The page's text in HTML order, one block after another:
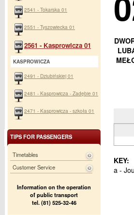
KEY:
a -
2541 - Tokarska 01
2551 - Tyszowiecka 01
2561 - Kasprowicza 01
KASPROWICZA
2491 - Dziubińskiej 01
2481 - Kasprowicza - Zadębie 01
2471 - Kasprowicza - szkoła 01
TIPS FOR PASSENGERS
Timetables
Customer Service
Information on the operation
of public transport
tel. (81) 525-32-46